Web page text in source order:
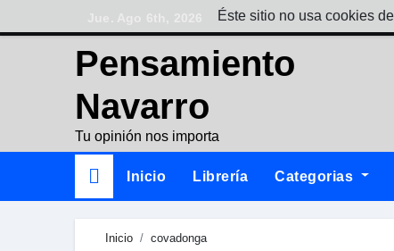
to
Pensamiento
Navarro
Tu opinión nos importa
Inicio Librería Categorias
Inicio covadonga
Éste sitio no usa cookies